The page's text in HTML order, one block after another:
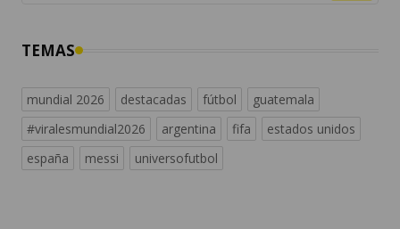
TEMAS
mundial 2026 destacadas fútbol
guatemala
#viralesmundial2026
argentina fifa
estados unidos
españa
messi universofutbol